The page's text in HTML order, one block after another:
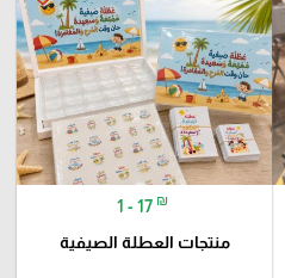
1 - 17 ₪
منتجات العطلة الصيفية